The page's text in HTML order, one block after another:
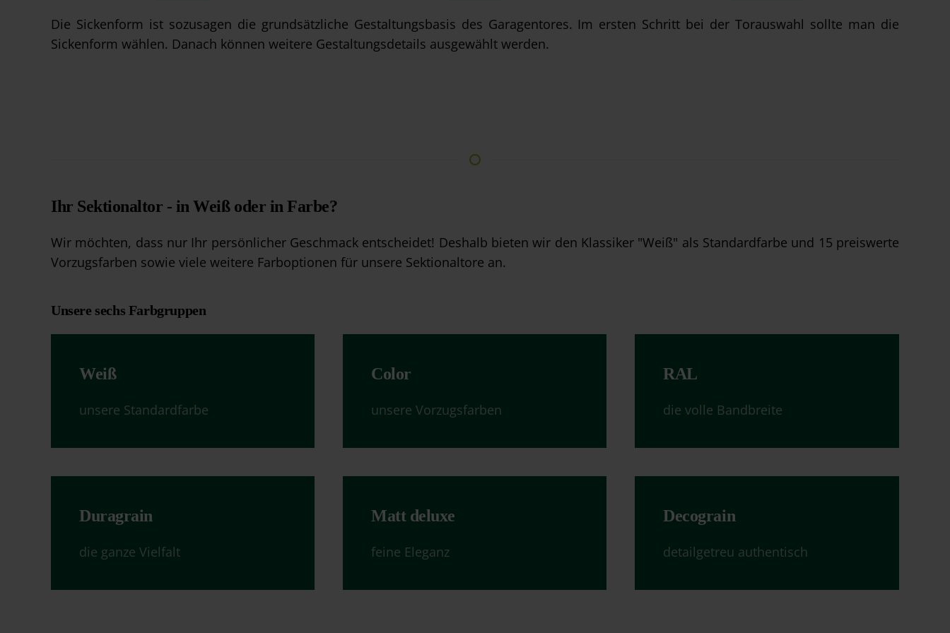
Die Sickenform ist sozusagen die grundsätzliche Gestaltungsbasis des Garagentores. Im ersten Schritt bei der Torauswahl sollte man die
Sickenform wählen. Danach können weitere Gestaltungsdetails ausgewählt werden.
Ihr Sektionaltor - in Weiß oder in Farbe?
Wir möchten, dass nur Ihr persönlicher Geschmack entscheidet! Deshalb bieten wir den Klassiker "Weiß" als Standardfarbe und 15 preiswerte
Vorzugsfarben sowie viele weitere Farboptionen für unsere Sektionaltore an.
Unsere sechs Farbgruppen
Weiß
unsere Standardfarbe
Color
unsere Vorzugsfarben
RAL
die volle Bandbreite
Duragrain
die ganze Vielfalt
Matt deluxe
feine Eleganz
Decograin
detailgetreu authentisch